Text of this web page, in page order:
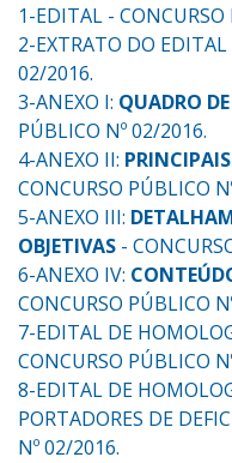
1-EDITAL -
2-EXTRATO DO
02/2016.
3-ANEXO I: QUADRO
PÚBLICO Nº 02/2016.
4-ANEXO II:
CONCURSO PÚBLICO
5-ANEXO III:
OBJETIVAS -
6-ANEXO IV:
CONCURSO PÚBLICO
7-EDITAL DE
CONCURSO PÚBLICO
8-EDITAL DE
PORTADORES DE
Nº 02/2016.